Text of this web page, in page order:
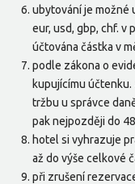
ubytování je možné
eur, usd, gbp, chf.
účtována částka v
podle zákona o
kupujícímu
tržbu u správce
pak nejpozději do
hotel si vyhrazuje
až do výše celkové
při zrušení